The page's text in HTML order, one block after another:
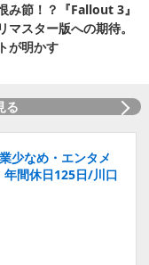
み節！？『Fallout 3』
スター版への期待。
が明かす
る
少なめ・エンタメ
年間休日125日/川口